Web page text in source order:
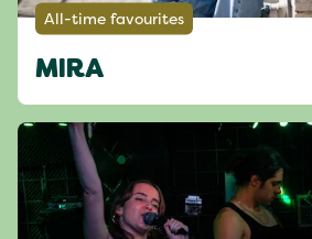
All-time favourites
MIRA